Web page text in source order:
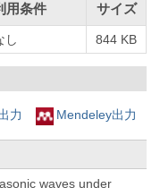
用条件 サイズ
し 844 KB
力 Mendeley出力
waves under